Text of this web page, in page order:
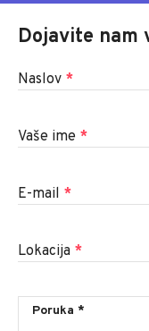
Dojavite nam
Naslov *
Vaše ime *
E-mail *
Lokacija *